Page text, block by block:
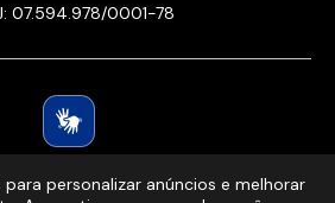
07.594.978/0001-78
personalizar anúncios e melhorar